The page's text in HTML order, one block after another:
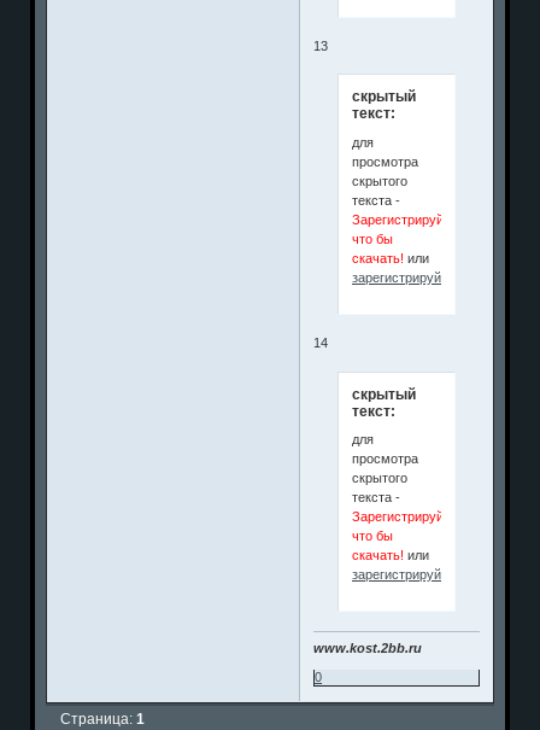
13
скрытый
текст:
для
просмотра
скрытого
текста -
Зарегистрируйся
что бы
скачать! или
зарегистрируйтесь
14
скрытый
текст:
для
просмотра
скрытого
текста -
Зарегистрируйся
что бы
скачать! или
зарегистрируйтесь
www.kost.2bb.ru
0
Страница:1